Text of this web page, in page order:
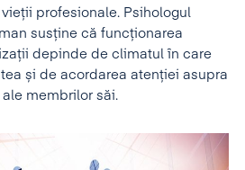
profesionale. Psihologul
susține că funcționarea
depinde de climatul în care
și de acordarea atenţiei asupra
membrilor săi.